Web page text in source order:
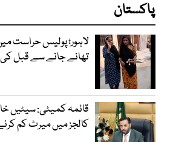
پاکستان
لاہور؛ پولیس حراست
تھانے جانے سے قبل
قائمہ کمیٹی: سیٹیں
کالجز میں میرٹ کم